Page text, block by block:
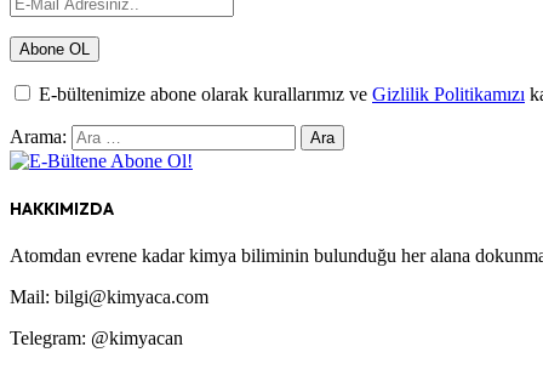
E-bültenimize abone olarak kurallarımız ve Gizlilik Politikamızı
Arama:
HAKKIMIZDA
Atomdan evrene kadar kimya biliminin bulunduğu her alana
Mail: bilgi@kimyaca.com
Telegram: @kimyacan